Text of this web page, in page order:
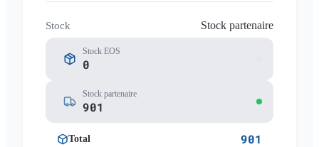
Stock Stock partenaire
Stock EOS
0
Stock partenaire
901
Total 901